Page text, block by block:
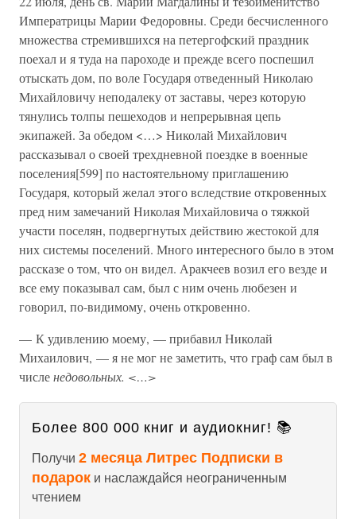
Императрицы Марии Федоровны. Среди бесчисленного
множества стремившихся на петергофский праздник
поехал и я туда на пароходе и прежде всего поспешил
отыскать дом, по воле Государя отведенный Николаю
Михайловичу неподалеку от заставы, через которую
тянулись толпы пешеходов и непрерывная цепь
экипажей. За обедом <…> Николай Михайлович
рассказывал о своей трехдневной поездке в военные
поселения[599] по настоятельному приглашению
Государя, который желал этого вследствие откровенных
пред ним замечаний Николая Михайловича о тяжкой
участи поселян, подвергнутых действию жестокой для
них системы поселений. Много интересного было в этом
рассказе о том, что он видел. Аракчеев возил его везде и
все ему показывал сам, был с ним очень любезен и
говорил, по-видимому, очень откровенно.
— К удивлению моему, — прибавил Николай
Михаилович, — я не мог не заметить, что граф сам был в
численедовольных. <…>
Более 800 000 книг и аудиокниг! 📚
Получи 2 месяца Литрес Подписки в
подарок и наслаждайся неограниченным
чтением